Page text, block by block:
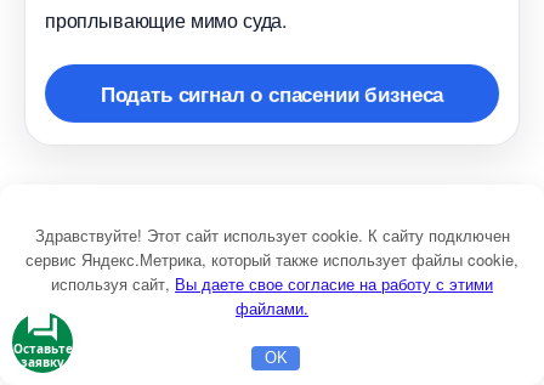
проплывающие мимо суда.
Подать сигнал о спасении бизнеса
оздействия соответствует реальной значимости
ситуации. Если ваш продукт — приложение для
учёта расходов, а реклама создаёт ощущение
финансовой катастрофы — это непропорционально.
Если ваш продукт реально помогает в кризисной
Здравствуйте! Этот сайт использует cookie. К сайту подключен
сервис Яндекс.Метрика, который также использует файлы cookie,
используя сайт, ы даете свое согласие на работу с этими
файлами.
OK
Оставьте
заявку